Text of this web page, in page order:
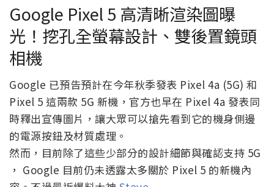
Google Pixel 5 高清晰渲染圖曝
光！挖孔全螢幕設計、雙後置鏡頭
相機
Google 已預告預計在今年秋季發表 Pixel 4a (5G) 和
Pixel 5 這兩款 5G 新機，官方也早在 Pixel 4a 發表同
時釋出宣傳圖片，讓大眾可以搶先看到它的機身側邊
的電源按鈕及材質處理。
然而，目前除了這些少部分的設計細節與確認支持 5G
， Google 目前仍未透露太多關於 Pixel 5 的新機內